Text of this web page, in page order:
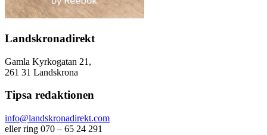
Landskronadirekt
Gamla Kyrkogatan 21,
261 31 Landskrona
Tipsa redaktionen
info@landskronadirekt.com
eller ring 070 – 65 24 291